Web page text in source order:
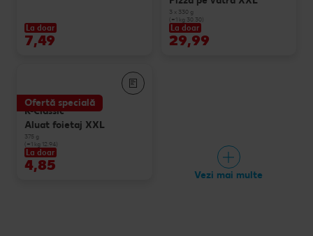
La doar
7,49
3 x 330 g
(=1 kg 30.30)
La doar
29,99
Ofertă specială
K-Classic
Aluat foietaj XXL
375 g
(=1 kg 12.94)
La doar
4,85
Vezi mai multe